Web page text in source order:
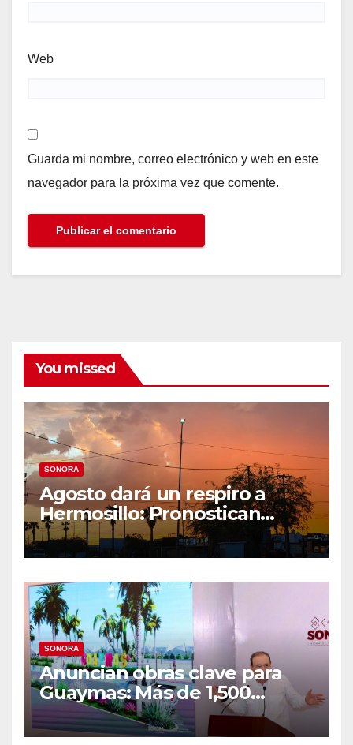
Web
Guarda mi nombre, correo electrónico y web en este
navegador para la próxima vez que comente.
You missed
SONORA
Agosto dará un respiro a
Hermosillo: Pronostican
semana lluviosa y
temperaturas de hasta 34°C
SONORA
Anuncian obras clave para
Guaymas: Más de 1,500
viviendas, modernización del
malecón y nuevo hospital del